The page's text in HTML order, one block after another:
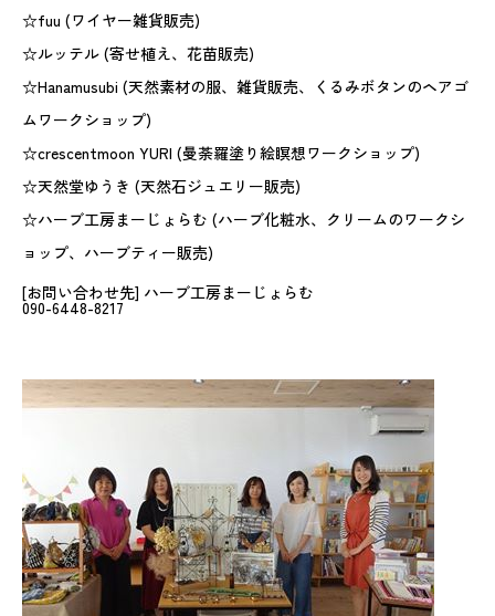
☆fuu (ワイヤー雑貨販売)
☆ルッテル (寄せ植え、花苗販売)
☆Hanamusubi (天然素材の服、雑貨販売、くるみボタンのヘアゴ
ムワークショップ)
☆crescentmoon YURI (曼荼羅塗り絵瞑想ワークショップ)
☆天然堂ゆうき (天然石ジュエリー販売)
☆ハーブ工房まーじょらむ (ハーブ化粧水、クリームのワークシ
ョップ、ハーブティー販売)
[お問い合わせ先] ハーブ工房まーじょらむ
090-6448-8217